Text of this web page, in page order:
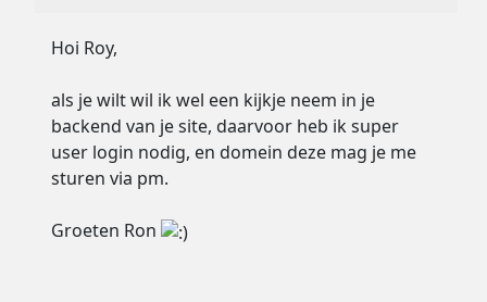
Hoi Roy,
als je wilt wil ik wel een kijkje neem in je
backend van je site, daarvoor heb ik super
user login nodig, en domein deze mag je me
sturen via pm.
Groeten Ron